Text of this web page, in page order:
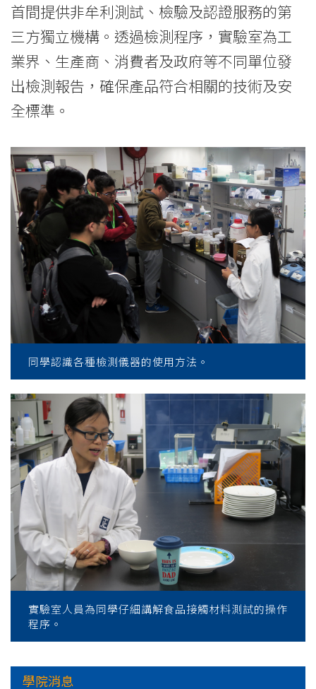
首間提供非牟利測試、檢驗及認證服務的第
三方獨立機構。透過檢測程序，實驗室為工
業界、生產商、消費者及政府等不同單位發
出檢測報告，確保產品符合相關的技術及安
全標準。
同學認識各種檢測儀器的使用方法。
實驗室人員為同學仔細講解食品接觸材料測試的操作
程序。
學院消息